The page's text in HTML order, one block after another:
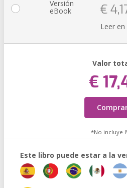
Versión
eBook €
Leer en
Valor
€
*No incluye
Este libro puede estar a la